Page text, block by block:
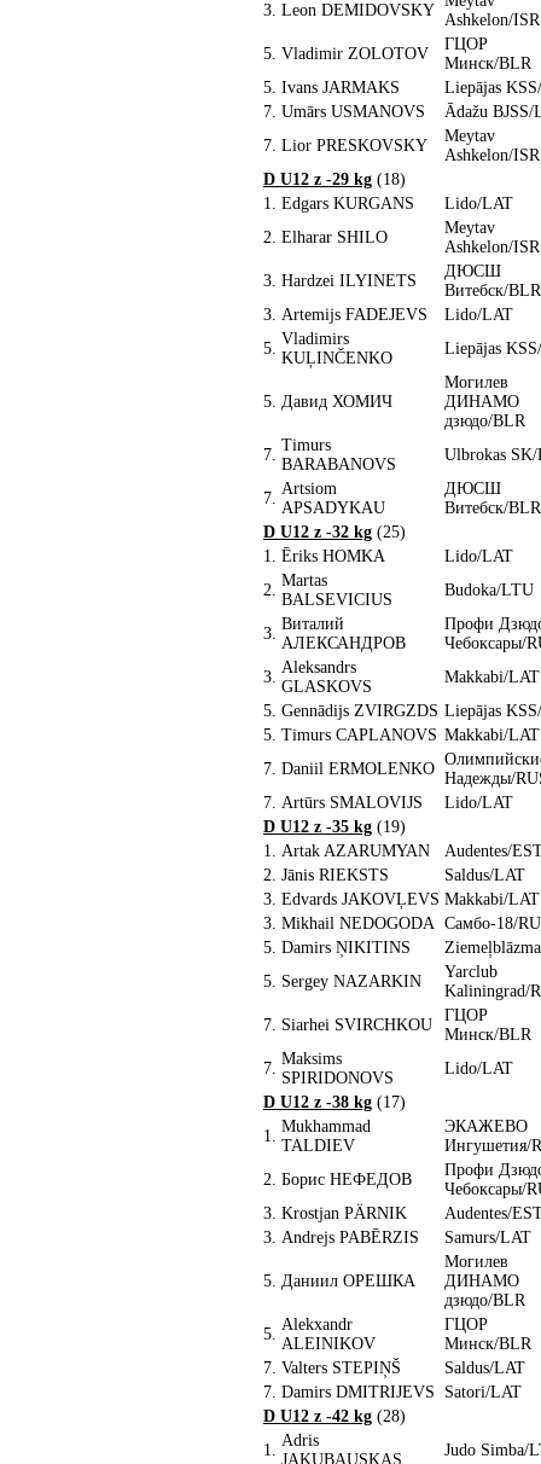
3. Leon DEMIDOVSKY
Ashkelon/ISR
5. Vladimir ZOLOTOV
ГЦОР
Минск/BLR
5. Ivans JARMAKS
Liepājas
7. Umārs USMANOVS
Ādažu BJSS/
7. Lior PRESKOVSKY
Meytav
Ashkelon/ISR
D U12 z -29 kg (18)
1. Edgars KURGANS
Lido/LAT
2. Elharar SHILO
Meytav
Ashkelon/ISR
3. Hardzei ILYINETS
ДЮСШ
Витебск/BLR
3. Artemijs FADEJEVS
Lido/LAT
5.
Vladimirs
KUĻINČENKO
Liepājas
5. Давид ХОМИЧ
Могилев
ДИНАМО
дзюдо/BLR
7.
Timurs
BARABANOVS
Ulbrokas
7.
Artsiom
APSADYKAU
ДЮСШ
Витебск/BLR
D U12 z -32 kg (25)
1. Ēriks HOMKA
Lido/LAT
2.
Martas
BALSEVICIUS
Budoka/LTU
3.
Виталий
АЛЕКСАНДРОВ
Профи
Чебоксары/
3.
Aleksandrs
GLASKOVS
Makkabi/LAT
5. Gennādijs ZVIRGZDS Liepājas
5. Timurs CAPLANOVS Makkabi/LAT
7. Daniil ERMOLENKO
Надежды/
7. Artūrs SMALOVIJS
Lido/LAT
D U12 z -35 kg (19)
1. Artak AZARUMYAN
Audentes/
2. Jānis RIEKSTS
Saldus/LAT
3. Edvards JAKOVĻEVS Makkabi/LAT
3. Mikhail NEDOGODA Самбо-18/
5. Damirs ŅIKITINS
5. Sergey NAZARKIN
Yarclub
Kaliningrad/
7. Siarhei SVIRCHKOU
ГЦОР
Минск/BLR
7.
Maksims
SPIRIDONOVS
Lido/LAT
D U12 z -38 kg (17)
1.
Mukhammad
TALDIEV
ЭКАЖЕВО
Ингушетия/
2. Борис НЕФЕДОВ
Профи
Чебоксары/
3. Krostjan PÄRNIK
Audentes/
3. Andrejs PABĒRZIS Samurs/LAT
5. Даниил ОРЕШКА
Могилев
ДИНАМО
дзюдо/BLR
5.
Alekxandr
ALEINIKOV
ГЦОР
Минск/BLR
7. Valters STEPIŅŠ
Saldus/LAT
7. Damirs DMITRIJEVS
Satori/LAT
D U12 z -42 kg (28)
1.
Adris
JAKUBAUSKAS
Judo Simba/